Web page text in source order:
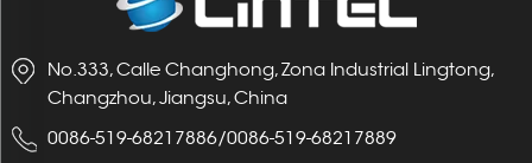
No.333, Calle Changhong, Zona Industrial Lingtong,
Changzhou, Jiangsu, China
0086-519-68217886/0086-519-68217889